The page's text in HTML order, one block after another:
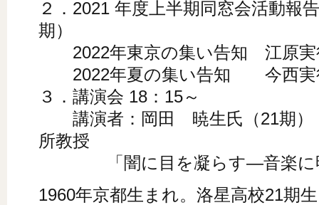
２．2021 年度上半期同窓会活動
期）
2022年東京の集い告知 江原実
2022年夏の集い告知 今西実
３．講演会 18：15～
講演者：岡田 暁生氏（21期）
所教授
「闇に目を凝らす―音楽に
1960年京都生まれ。洛星高校21期